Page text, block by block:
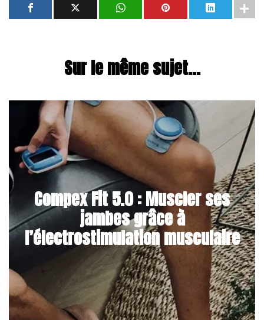
Sur le même sujet...
Compex Fit 5.0 : Muscler ses
jambes grâce à
l’électrostimulation musculaire